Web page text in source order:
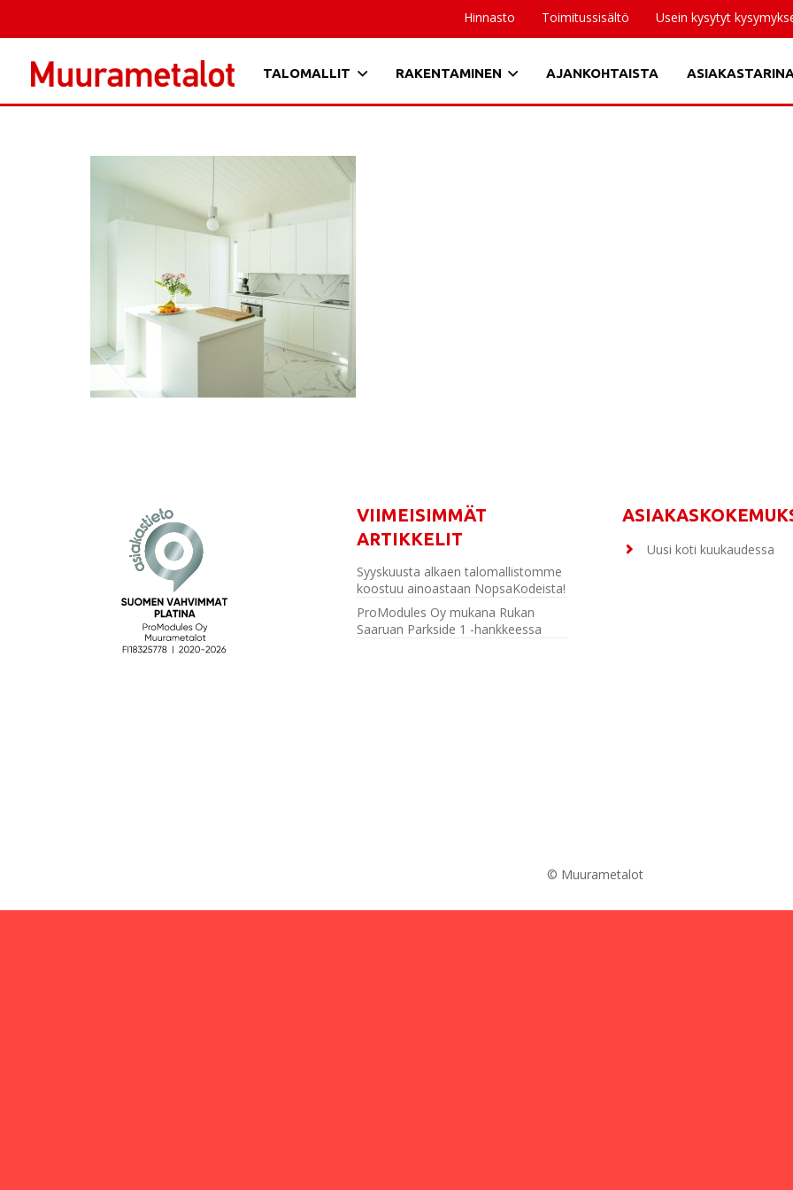
Hinnasto Toimitussisältö Usein kysytyt
TALOMALLIT RAKENTAMINEN AJANKOHTAISTA
VIIMEISIMMÄT
ARTIKKELIT
Syyskuusta alkaen talomallistomme
koostuu ainoastaan NopsaKodeista!
ProModules Oy mukana Rukan
Saaruan Parkside 1 -hankkeessa
Uusi koti kuukaudessa
© Muurametalot